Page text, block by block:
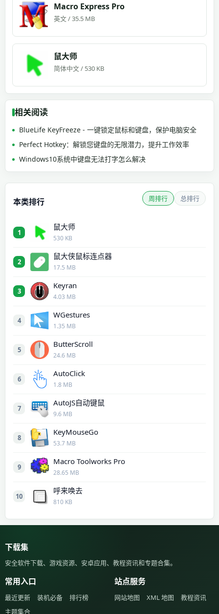
Macro Express Pro
英文 / 35.5 MB
鼠大师
简体中文 / 530 KB
相关阅读
BlueLife KeyFreeze - 一键锁定鼠标和键盘，保护电脑安全
Perfect Hotkey：解锁您键盘的无限潜力，提升工作效率
Windows10系统中键盘无法打字怎么解决
本类排行 周排行 总排行
1
鼠大师
530 KB
2
鼠大侠鼠标连点器
17.5 MB
3
Keyran
4.03 MB
4
WGestures
1.35 MB
5
ButterScroll
24.6 MB
6
AutoClick
1.8 MB
7
AutoJS自动键鼠
9.6 MB
8
KeyMouseGo
53.7 MB
9
Macro Toolworks Pro
28.65 MB
10
呼来唤去
810 KB
下载集
安全软件下载、游戏资源、安卓应用、教程资讯和专题合集。
常用入口
最近更新 装机必备
排行榜
主题集合
站点服务
网站地图 XML 地图 教程资讯